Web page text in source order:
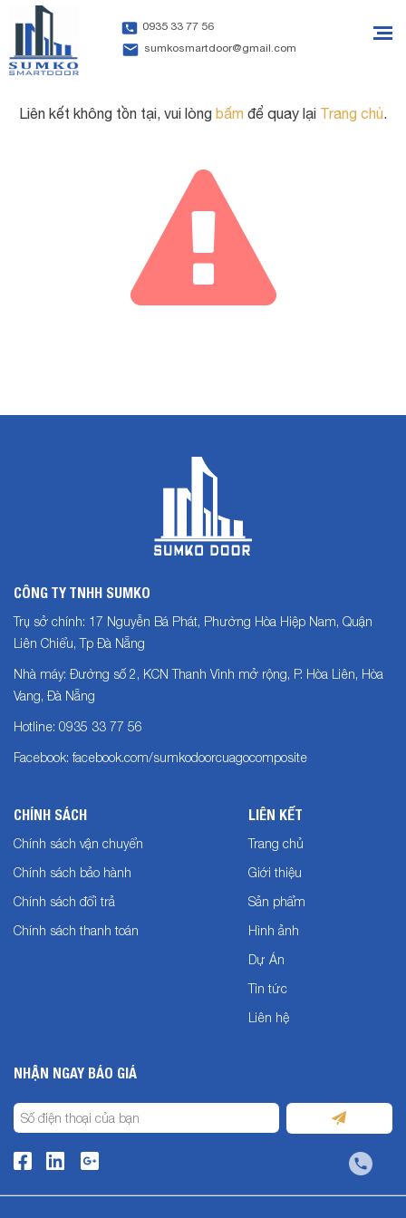
0935 33 77 56
sumkosmartdoor@gmail.com
Liên kết không tồn tại, vui lòng bấm để quay lại Trang chủ.
CÔNG TY TNHH SUMKO
Trụ sở chính: 17 Nguyễn Bá Phát, Phường Hòa Hiệp Nam, Quận
Liên Chiểu, Tp Đà Nẵng
Nhà máy: Đường số 2, KCN Thanh Vinh mở rộng, P. Hòa Liên, Hòa
Vang, Đà Nẵng
Hotline: 0935 33 77 56
Facebook: facebook.com/sumkodoorcuagocomposite
CHÍNH SÁCH
Chính sách vận chuyển
Chính sách bảo hành
Chính sách đổi trả
Chính sách thanh toán
LIÊN KẾT
Trang chủ
Giới thiệu
Sản phẩm
Hình ảnh
Dự Án
Tin tức
Liên hệ
NHẬN NGAY BÁO GIÁ